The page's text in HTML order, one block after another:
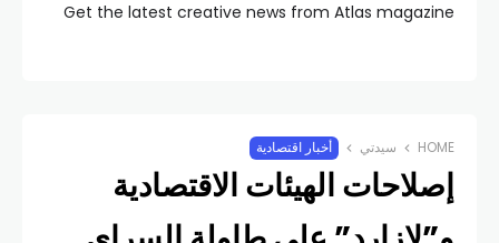
Get the latest creative news from Atlas magazine
HOME سيدتي أخبار اقتصادية
إصلاحات الهيئات الاقتصادية